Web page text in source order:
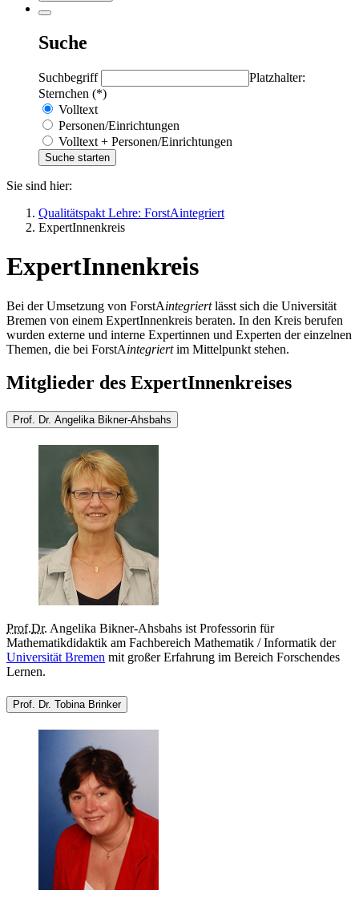
Suche
Suchbegriff
Platzhalter:
Sternchen (*)
Volltext
Personen/Einrichtungen
Volltext + Personen/Einrichtungen
Sie sind hier:
Qualitätspakt Lehre: ForstAintegriert
ExpertInnenkreis
ExpertInnenkreis
Bei der Umsetzung von ForstAintegriertlässt sich die Universität
Bremen von einem ExpertInnenkreis beraten. In den Kreis berufen
wurden externe und interne Expertinnen und Experten der einzelnen
Themen, die bei ForstAintegriertim Mittelpunkt stehen.
Mitglieder des ExpertInnenkreises
Prof. Dr. Angelika Bikner-Ahsbahs
Prof.Dr. Angelika Bikner-Ahsbahs ist Professorin für
Mathematikdidaktik am Fachbereich Mathematik / Informatik der
Universität Bremen mit großer Erfahrung im Bereich Forschendes
Lernen.
Prof. Dr. Tobina Brinker